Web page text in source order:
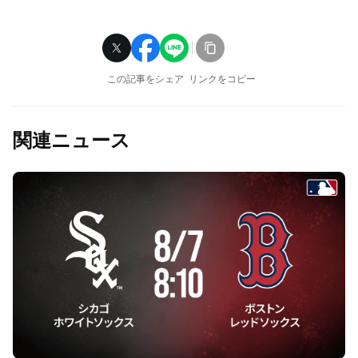
この記事をシェア リンクをコピー
関連ニュース